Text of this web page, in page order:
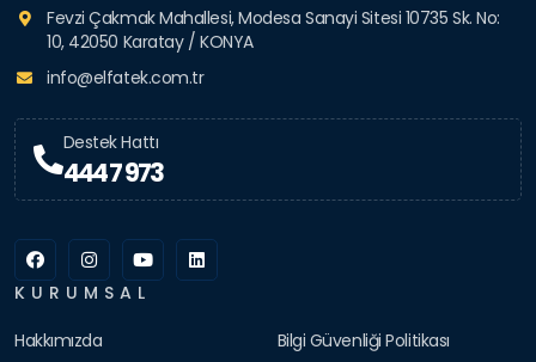
Fevzi Çakmak Mahallesi, Modesa Sanayi Sitesi 10735 Sk. No:
10, 42050 Karatay / KONYA
info@elfatek.com.tr
Destek Hattı
444 7 973
KURUMSAL
Hakkımızda
Bilgi Güvenliği Politikası